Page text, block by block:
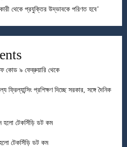
থেকে প্রযুক্তির উদ্ভাবকে পরিণত হবে’
কোড ৯ ফেব্রুয়ারি থেকে
ফ্রিল্যান্সিং প্রশিক্ষণ দিচ্ছে সরকার, সঙ্গে দৈনিক
হলো টেকসিঁড়ি ডট কম
টেকসিঁড়ি ডট কম